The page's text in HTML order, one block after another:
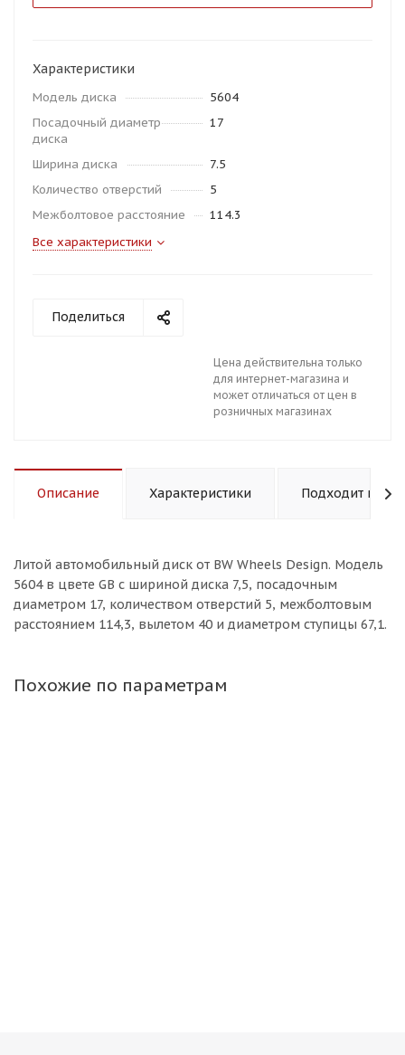
Характеристики
Модель диска
5604
Посадочный диаметр
диска
17
Ширина диска
7.5
Количество отверстий
5
Межболтовое расстояние
114.3
Все характеристики
Поделиться
Цена действительна только
для интернет-магазина и
может отличаться от цен в
розничных магазинах
Описание Характеристики Подходит к
Литой aвтомобильный диск от BW Wheels Design. Модель
5604 в цвете GB с шириной диска 7,5, посадочным
диаметром 17, количеством отверстий 5, межболтовым
расстоянием 114,3, вылетом 40 и диаметром ступицы 67,1.
Похожие по параметрам